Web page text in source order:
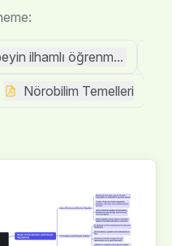
ilhamlı öğrenme bir
Nörobilim Temelleri